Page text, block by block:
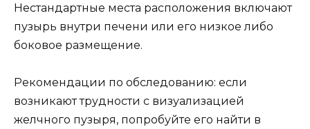
Нестандартные места расположения включают
пузырь внутри печени или его низкое либо
боковое размещение.
Рекомендации по обследованию: если
возникают трудности с визуализацией
желчного пузыря, попробуйте его найти в